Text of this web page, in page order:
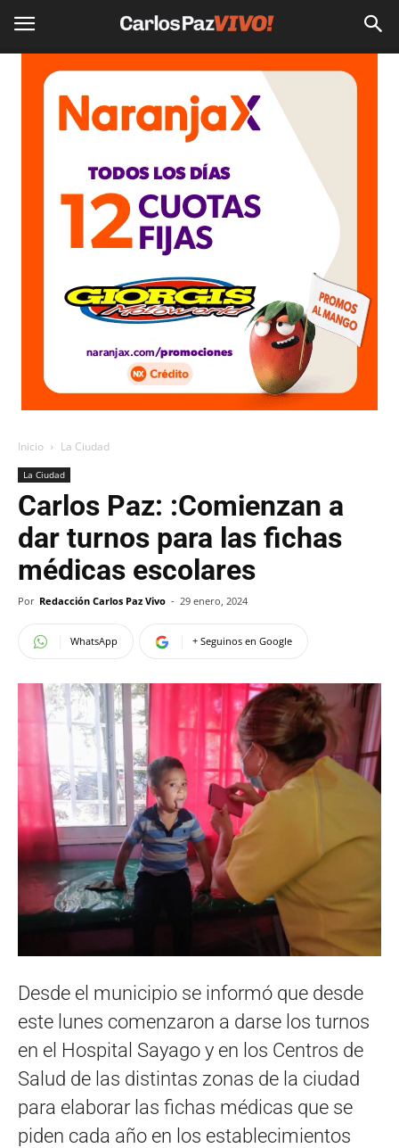
Inicio La Ciudad
La Ciudad
Carlos Paz: :Comienzan a
dar turnos para las fichas
médicas escolares
Por Redacción Carlos Paz Vivo - 29 enero, 2024
WhatsApp + Seguinos en Google
Desde el municipio se informó que desde
este lunes comenzaron a darse los turnos
en el Hospital Sayago y en los Centros de
Salud de las distintas zonas de la ciudad
para elaborar las fichas médicas que se
piden cada año en los establecimientos